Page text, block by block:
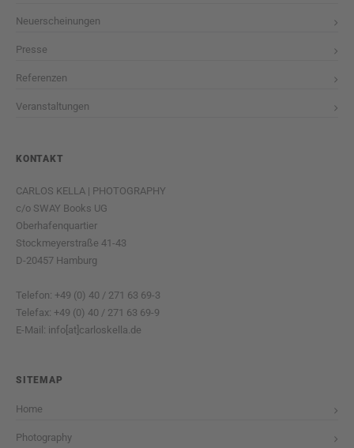
Neuerscheinungen
Presse
Referenzen
Veranstaltungen
KONTAKT
CARLOS KELLA | PHOTOGRAPHY
c/o SWAY Books UG
Oberhafenquartier
Stockmeyerstraße 41-43
D-20457 Hamburg
Telefon: +49 (0) 40 / 271 63 69-3
Telefax: +49 (0) 40 / 271 63 69-9
E-Mail: info[at]carloskella.de
SITEMAP
Home
Photography